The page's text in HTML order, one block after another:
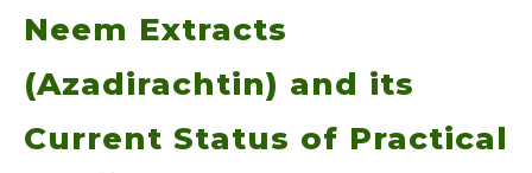
Neem Extracts
(Azadirachtin) and its
Current Status of Practical